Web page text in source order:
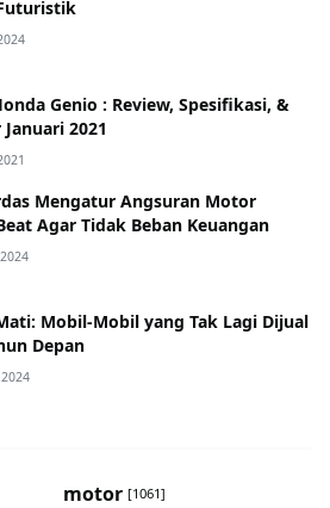
Genio : Review, Spesifikasi, &
2021
Mengatur Angsuran Motor
Agar Tidak Beban Keuangan
Mobil-Mobil yang Tak Lagi Dijual
Depan
motor [1061]